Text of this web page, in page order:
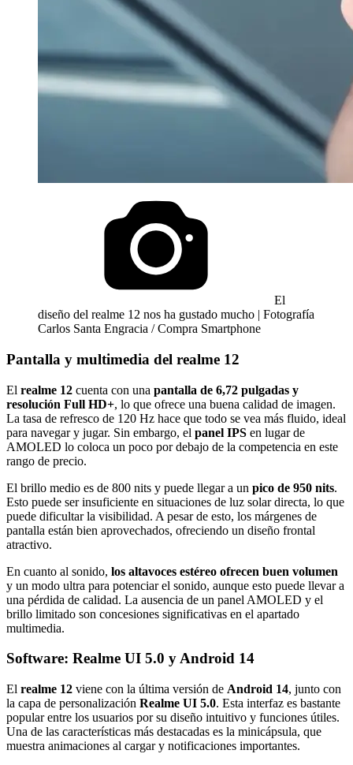
El
diseño del realme 12 nos ha gustado mucho | Fotografía
Carlos Santa Engracia / Compra Smartphone
Pantalla y multimedia del realme 12
El realme 12 cuenta con una pantalla de 6,72 pulgadas y
resolución Full HD+, lo que ofrece una buena calidad de imagen.
La tasa de refresco de 120 Hz hace que todo se vea más fluido, ideal
para navegar y jugar. Sin embargo, el panel IPS en lugar de
AMOLED lo coloca un poco por debajo de la competencia en este
rango de precio.
El brillo medio es de 800 nits y puede llegar a un pico de 950 nits.
Esto puede ser insuficiente en situaciones de luz solar directa, lo que
puede dificultar la visibilidad. A pesar de esto, los márgenes de
pantalla están bien aprovechados, ofreciendo un diseño frontal
atractivo.
En cuanto al sonido, los altavoces estéreo ofrecen buen volumen
y un modo ultra para potenciar el sonido, aunque esto puede llevar a
una pérdida de calidad. La ausencia de un panel AMOLED y el
brillo limitado son concesiones significativas en el apartado
multimedia.
Software: Realme UI 5.0 y Android 14
El realme 12 viene con la última versión de Android 14, junto con
la capa de personalización Realme UI 5.0. Esta interfaz es bastante
popular entre los usuarios por su diseño intuitivo y funciones útiles.
Una de las características más destacadas es la minicápsula, que
muestra animaciones al cargar y notificaciones importantes.